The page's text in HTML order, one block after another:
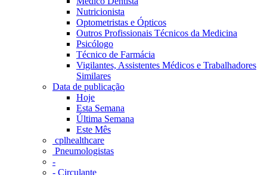
Nutricionista
Optometristas e Ópticos
Outros Profissionais Técnicos da Medicina
Psicólogo
Técnico de Farmácia
Vigilantes, Assistentes Médicos e Trabalhadores
Similares
Data de publicação
Hoje
Esta Semana
Última Semana
Este Mês
‎ cplhealthcare‬
Pneumologistas
-
- Circulante